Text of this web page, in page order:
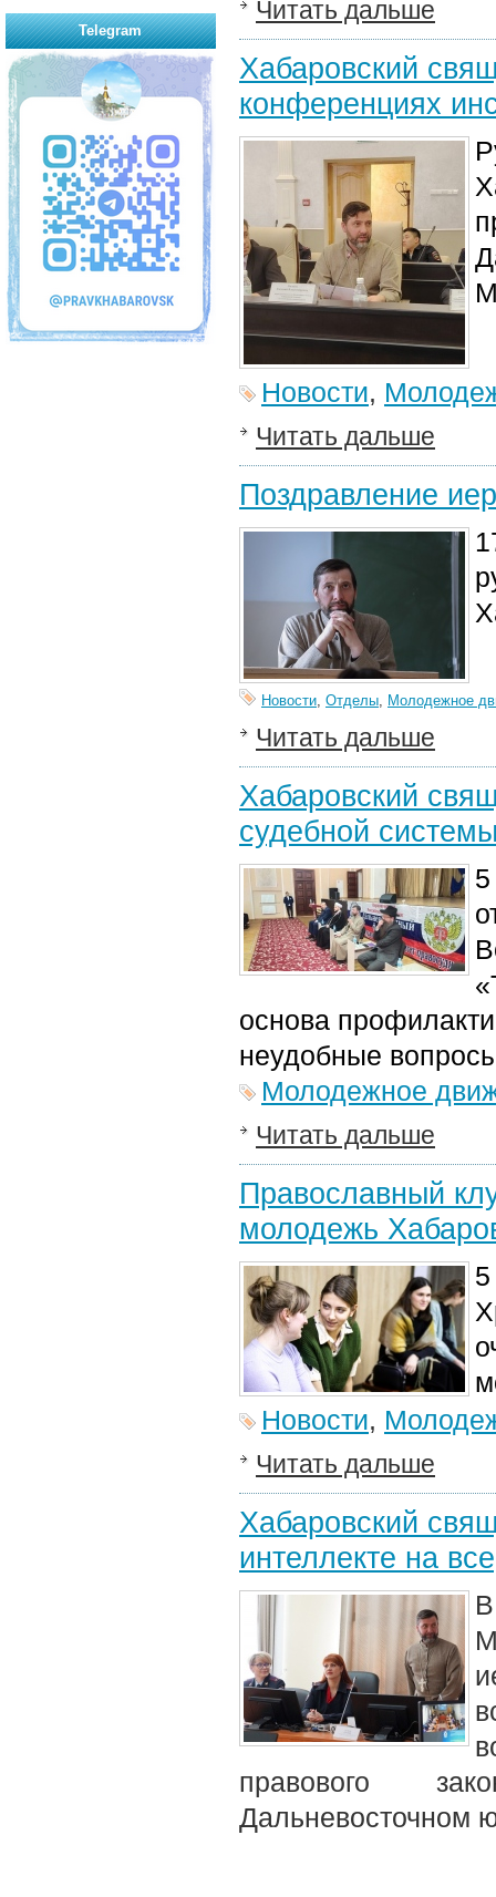
Читать дальше
Хабаровский
конференциях
Новости,
Читать дальше
Поздравление
Новости, Отделы, Молодежное
Читать дальше
Хабаровский
судебной
основа
неудобные
Молодежное
Читать дальше
Православный
молодежь
Новости,
Читать дальше
Хабаровский
интеллекте на
правового
Дальневосточном
Telegram